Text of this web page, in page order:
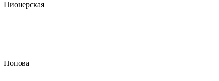
Пионерская
Попова